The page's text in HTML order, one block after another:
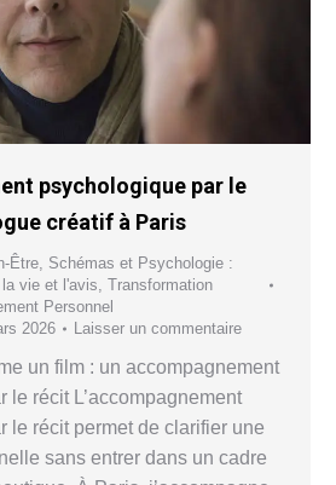
psychologique par le
créatif à Paris
Être Schémas et Psychologie :
la vie et l'avis Transformation
Personnel
2026 Laisser un commentaire
un film : un accompagnement
le récit L’accompagnement
le récit permet de clarifier une
sans entrer dans un cadre